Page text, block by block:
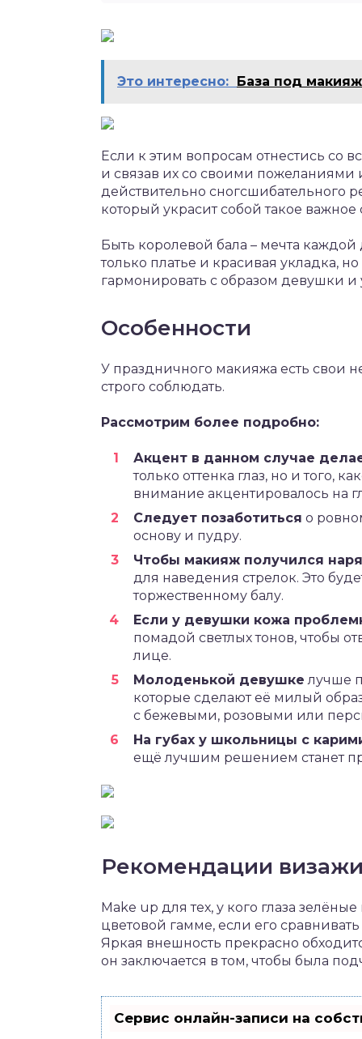
Это интересно: База под
Если к этим вопросам отнестись со
и связав их со своими
действительно сногсшибательного
который украсит собой такое
Быть королевой бала – мечта
только платье и красивая укладка,
гармонировать с образом девушки и
Особенности
У праздничного макияжа есть свои
строго соблюдать.
Рассмотрим более подробно:
Акцент в данном случае
только оттенка глаз, но и того,
внимание акцентировалось на
Следует позаботиться о
основу и пудру.
Чтобы макияж получился
для наведения стрелок. Это
торжественному балу.
Если у девушки кожа
помадой светлых тонов, чтобы
лице.
Молоденькой девушке лучше
которые сделают её милый
с бежевыми, розовыми или
На губах у школьницы с
ещё лучшим решением станет
Рекомендации
Make up для тех, у кого глаза
цветовой гамме, если его
Яркая внешность прекрасно
он заключается в том, чтобы была
Сервис онлайн-записи на